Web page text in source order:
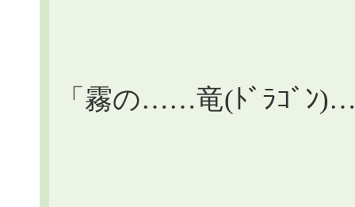
「霧の……竜(ﾄﾞﾗｺﾞﾝ